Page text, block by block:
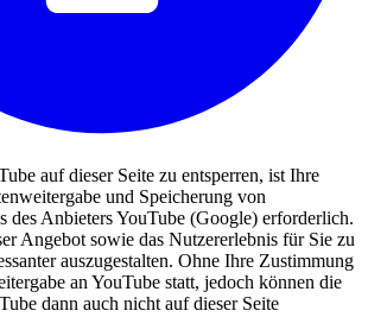
auf dieser Seite zu entsperren, ist Ihre
und Speicherung von
des Anbieters YouTube (Google) erforderlich.
Angebot sowie das Nutzererlebnis für Sie zu
auszugestalten. Ohne Ihre Zustimmung
an YouTube statt, jedoch können die
dann auch nicht auf dieser Seite